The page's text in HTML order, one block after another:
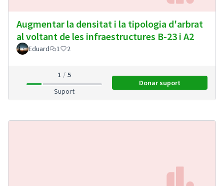
Augmentar la densitat i la tipologia d'arbrat
al voltant de les infraestructures B-23 i A2
Eduard 1 2
1
5
Suport
Donar suportAugmentar la